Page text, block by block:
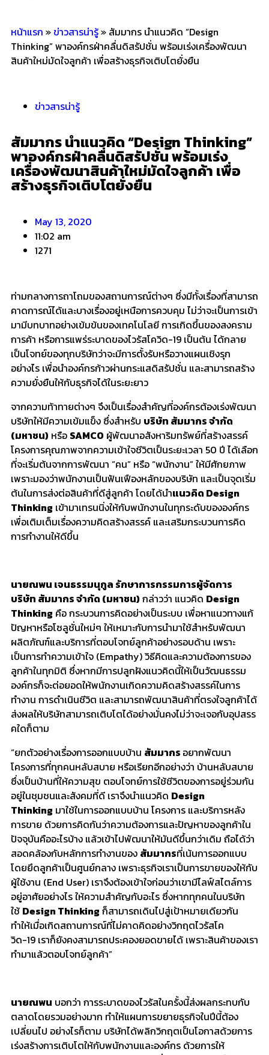
หน้าแรก »ข่าวสารน่ารู้» สัมมากร นำแนวคิด “Design
Thinking” พาองค์กรฝ่าคลื่นดิสรัปชั่น พร้อมเร่งเครื่องพัฒนา
สินค้าใหม่มัดใจลูกค้า เพื่อสร้างธุรกิจเติบโตยั่งยืน
ข่าวสารน่ารู้
สัมมากร นำแนวคิด “Design Thinking”
พาองค์กรฝ่าคลื่นดิสรัปชั่น พร้อมเร่ง
เครื่องพัฒนาสินค้าใหม่มัดใจลูกค้า เพื่อ
สร้างธุรกิจเติบโตยั่งยืน
May 13, 2020
11:02 am
1271
ท่ามกลางการถาโถมของสถานการณ์ต่างๆ ซึ่งมีทั้งเรื่องที่สามารถ
คาดการณ์ได้และบางเรื่องอยู่เหนือการควบคุม ไม่ว่าจะเป็นการเข้า
มามีบทบาทอย่างเข้มข้นของเทคโนโลยี การเกิดขึ้นของสงคราม
การค้า หรือการแพร่ระบาดของไวรัสโควิด-19 เป็นต้น ได้กลาย
เป็นโจทย์ของทุกบริษัทว่าจะมีการตั้งรับหรือวางแผนเชิงรุก
อย่างไร เพื่อนำองค์กรก้าวผ่านกระแสดิสรัปชั่น และสามารถสร้าง
ความยั่งยืนให้กับธุรกิจได้ในระยะยาว
จากความท้าทายต่างๆ จึงเป็นเรื่องสำคัญที่องค์กรต้องเร่งพัฒนา
บริษัทให้มีความเข้มแข็ง ซึ่งสำหรับ บริษัท สัมมากร จำกัด
(มหาชน) หรือ SAMCO ผู้พัฒนาอสังหาริมทรัพย์ที่สร้างสรรค์
โครงการคุณภาพจากความเข้าใจชีวิตเป็นระยะเวลา 50 ปี ได้เลือก
ที่จะเริ่มต้นจากการพัฒนา “คน” หรือ “พนักงาน” ให้มีศักยภาพ
เพราะมองว่าพนักงานเป็นฟันเฟืองหลักของบริษัท และเป็นจุดเริ่ม
ต้นในการส่งต่อสินค้าที่ดีสู่ลูกค้า โดยได้นำแนวคิด Design
Thinking เข้ามาเทรนนิ่งให้กับพนักงานในทุกระดับขององค์กร
เพื่อเติมเต็มเรื่องความคิดสร้างสรรค์ และเสริมกระบวนการคิด
การทำงานให้ดีขึ้น
นายณพน เจนธรรมนุกูล รักษาการกรรมการผู้จัดการ
บริษัท สัมมากร จำกัด (มหาชน) กล่าวว่า แนวคิด Design
Thinking คือ กระบวนการคิดอย่างเป็นระบบ เพื่อหาแนวทางแก้
ปัญหาหรือโซลูชั่นใหม่ๆ ให้เหมาะกับการนำมาใช้สำหรับพัฒนา
ผลิตภัณฑ์และบริการที่ตอบโจทย์ลูกค้าอย่างรอบด้าน เพราะ
เป็นการทำความเข้าใจ (Empathy) วิธีคิดและความต้องการของ
ลูกค้าในทุกมิติ ซึ่งหากมีการปลูกฝังแนวคิดนี้ให้เป็นวัฒนธรรม
องค์กรก็จะต่อยอดให้พนักงานเกิดความคิดสร้างสรรค์ในการ
ทำงาน การดำเนินชีวิต และสามารถพัฒนาสินค้าที่ตรงใจลูกค้าได้
ส่งผลให้บริษัทสามารถเติบโตได้อย่างมั่นคงไม่ว่าจะเจอกับอุปสรร
คใดก็ตาม
“ยกตัวอย่างเรื่องการออกแบบบ้าน สัมมากร อยากพัฒนา
โครงการที่ทุกคนหลับสบาย หรือเรียกอีกอย่างว่า บ้านหลับสบาย
ซึ่งเป็นบ้านที่ให้ความสุข ตอบโจทย์การใช้ชีวิตของการอยู่ร่วมกัน
อยู่ในชุมชนและสังคมที่ดี เราจึงนำแนวคิด Design
Thinking มาใช้ในการออกแบบบ้าน โครงการ และบริการหลัง
การขาย ด้วยการคิดกันว่าความต้องการและปัญหาของลูกค้าใน
ปัจจุบันคืออะไรบ้าง แล้วเข้าไปพัฒนาให้มันดีขึ้นกว่าเดิม ถือได้ว่า
สอดคล้องกับหลักการทำงานของ สัมมากรที่เน้นการออกแบบ
โดยยึดลูกค้าเป็นศูนย์กลาง เพราะธุรกิจเราเป็นการขายของให้กับ
ผู้ใช้งาน (End User) เราจึงต้องเข้าใจก่อนว่าเขามีไลฟ์สไตล์การ
อยู่อาศัยอย่างไร ให้ความสำคัญกับอะไร ซึ่งหากทุกคนในบริษัท
ใช้ Design Thinking ก็สามารถเดินไปสู่เป้าหมายเดียวกัน
ทำให้เมื่อเกิดสถานการณ์ที่ไม่คาดคิดอย่างวิกฤตไวรัสโค
วิด-19 เราก็ยังคงสามารถประคองยอดขายได้ เพราะสินค้าของเรา
ทำมาแล้วตอบโจทย์ลูกค้า”
นายณพน บอกว่า การระบาดของไวรัสในครั้งนี้ส่งผลกระทบกับ
ตลาดโดยรวมอย่างมาก ทำให้แผนการขยายธุรกิจในปีนี้ต้อง
เปลี่ยนไป อย่างไรก็ตาม บริษัทได้พลิกวิกฤตเป็นโอกาสด้วยการ
เร่งสร้างการเติบโตให้กับพนักงานและองค์กร ด้วยการให้